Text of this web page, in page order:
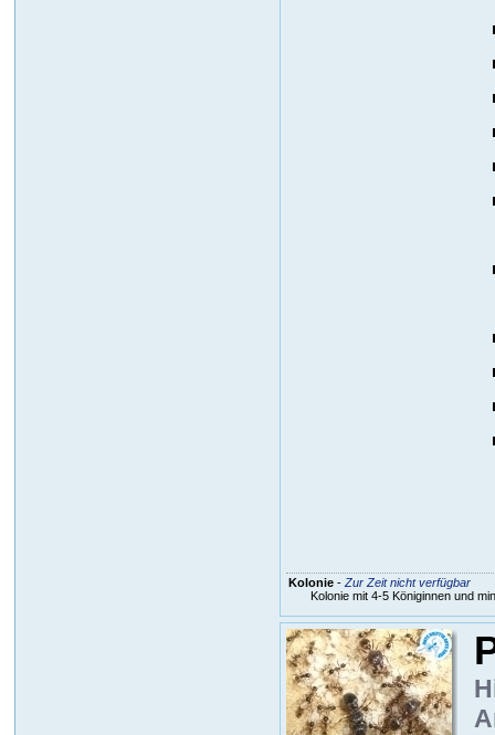
Kolonie- Zur Zeit nicht verfügbar
Kolonie mit 4-5 Königinnen und